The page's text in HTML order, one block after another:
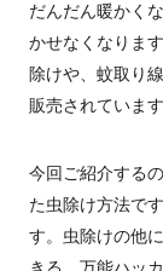
だんだん暖かく
かせなくなりま
除けや、蚊取り
販売されています
今回ご紹介する
た虫除け方法で
す。虫除けの他